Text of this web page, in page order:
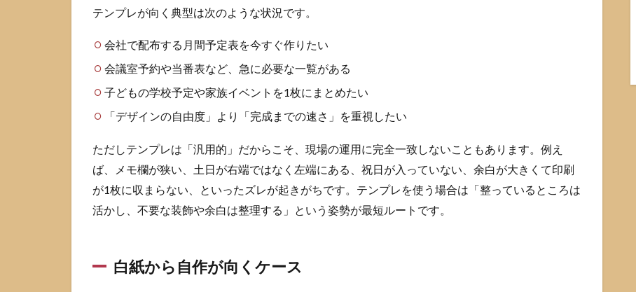
ンダ
向く
ス
1.4
30秒
まる
選び
方チ
ェッ
ク
プ
テンプレが向く典型は次のような状況です。
会社で配布する月間予定表を今すぐ作りたい
会議室予約や当番表など、急に必要な一覧がある
子どもの学校予定や家族イベントを1枚にまとめたい
「デザインの自由度」より「完成までの速さ」を重視したい
ただしテンプレは「汎用的」だからこそ、現場の運用に完全一致しないこともあります。例え
ば、メモ欄が狭い、土日が右端ではなく左端にある、祝日が入っていない、余白が大きくて印刷
が1枚に収まらない、といったズレが起きがちです。テンプレを使う場合は「整っているところは
活かし、不要な装飾や余白は整理する」という姿勢が最短ルートです。
白紙から自作が向くケース